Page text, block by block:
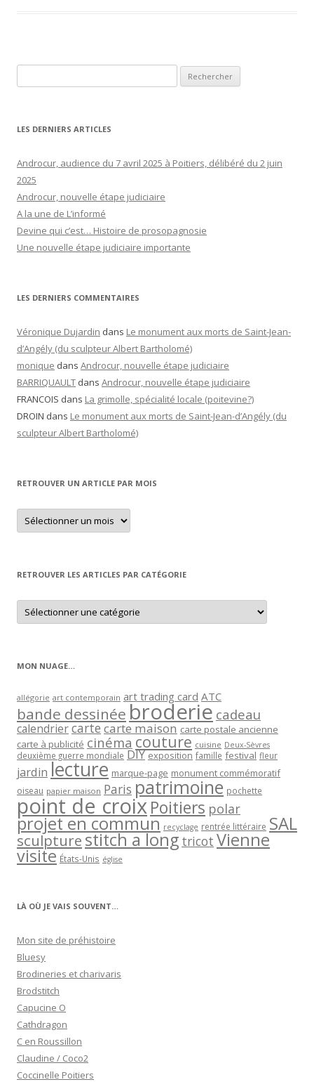
LES DERNIERS ARTICLES
Androcur, audience du 7 avril 2025 à Poitiers, délibéré du 2 juin
2025
Androcur, nouvelle étape judiciaire
A la une de L’informé
Devine qui c’est… Histoire de prosopagnosie
Une nouvelle étape judiciaire importante
LES DERNIERS COMMENTAIRES
Véronique Dujardin dans Le monument aux morts de Saint-Jean-
d’Angély (du sculpteur Albert Bartholomé)
monique dans Androcur, nouvelle étape judiciaire
BARRIQUAULT dans Androcur, nouvelle étape judiciaire
FRANCOIS dans La grimolle, spécialité locale (poitevine?)
DROIN dans Le monument aux morts de Saint-Jean-d’Angély (du
sculpteur Albert Bartholomé)
RETROUVER UN ARTICLE PAR MOIS
Retrouver
un
article
RETROUVER LES ARTICLES PAR CATÉGORIE
Retrouver
les
articles
MON NUAGE…
allégorie art contemporain art trading card ATC
bande dessinée broderie cadeau
calendriercartecarte maison carte postale ancienne
carte à publicité cinéma couture cuisine Deux-Sèvres
deuxième guerre mondiale DIY exposition famille festival fleur
jardin lecture marque-page monument commémoratif
oiseau papier maison Paris patrimoine pochette
point de croixPoitiers polar
projet en commun recyclage rentrée littéraire SAL
sculpturestitch a long tricot Vienne
visite États-Unis église
LÀ OÙ JE VAIS SOUVENT…
Mon site de préhistoire
Bluesy
Brodineries et charivaris
Brodstitch
Capucine O
Cathdragon
C en Roussillon
Claudine / Coco2
Coccinelle Poitiers